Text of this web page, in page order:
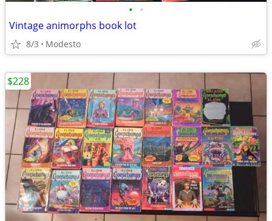
• •
Vintage animorphs book lot
8/3 Modesto
$228